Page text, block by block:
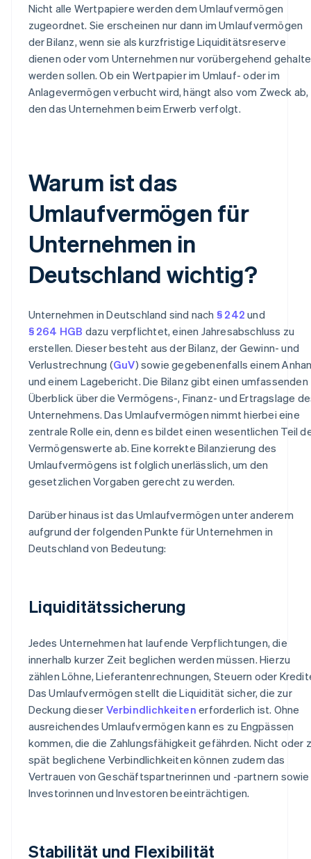
Nicht alle Wertpapiere werden dem Umlaufvermögen
zugeordnet. Sie erscheinen nur dann im Umlaufvermögen
der Bilanz, wenn sie als kurzfristige Liquiditätsreserve
dienen oder vom Unternehmen nur vorübergehend
werden sollen. Ob ein Wertpapier im Umlauf- oder im
Anlagevermögen verbucht wird, hängt also vom Zweck ab,
den das Unternehmen beim Erwerb verfolgt.
Warum ist das
Umlaufvermögen für
Unternehmen in
Deutschland wichtig?
Unternehmen in Deutschland sind nach § 242 und
§ 264 HGB dazu verpflichtet, einen Jahresabschluss zu
erstellen. Dieser besteht aus der Bilanz, der Gewinn- und
Verlustrechnung (GuV) sowie gegebenenfalls einem
und einem Lagebericht. Die Bilanz gibt einen umfassenden
Überblick über die Vermögens-, Finanz- und Ertragslage
Unternehmens. Das Umlaufvermögen nimmt hierbei eine
zentrale Rolle ein, denn es bildet einen wesentlichen Teil
Vermögenswerte ab. Eine korrekte Bilanzierung des
Umlaufvermögens ist folglich unerlässlich, um den
gesetzlichen Vorgaben gerecht zu werden.
Darüber hinaus ist das Umlaufvermögen unter anderem
aufgrund der folgenden Punkte für Unternehmen in
Deutschland von Bedeutung:
Liquiditätssicherung
Jedes Unternehmen hat laufende Verpflichtungen, die
innerhalb kurzer Zeit beglichen werden müssen. Hierzu
zählen Löhne, Lieferantenrechnungen, Steuern oder
Das Umlaufvermögen stellt die Liquidität sicher, die zur
Deckung dieser Verbindlichkeiten erforderlich ist. Ohne
ausreichendes Umlaufvermögen kann es zu Engpässen
kommen, die die Zahlungsfähigkeit gefährden. Nicht oder
spät beglichene Verbindlichkeiten können zudem das
Vertrauen von Geschäftspartnerinnen und -partnern sowie
Investorinnen und Investoren beeinträchtigen.
Stabilität und Flexibilität